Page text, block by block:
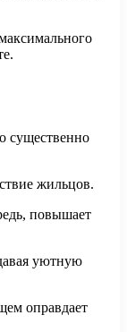
существенно
жильцов.
повышает
уютную
оправдает